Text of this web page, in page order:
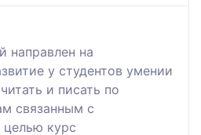
направлен на
у студентов умении
и писать по
связанным с
целью курс